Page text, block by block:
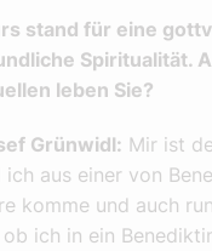
stand für eine
Spiritualität.
leben Sie?
Grünwidl: Mir ist
ich aus einer von
komme und auch
ich in ein